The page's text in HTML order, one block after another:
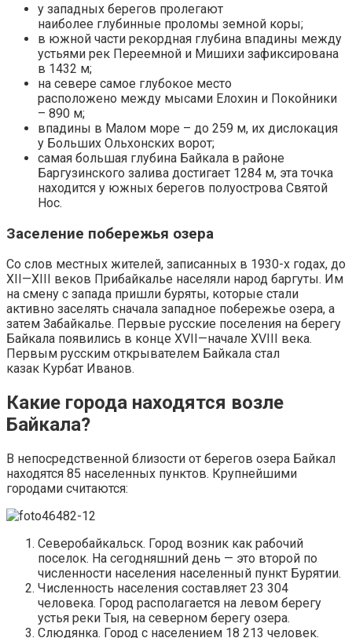
у западных берегов пролегают
наиболее глубинные проломы земной коры;
в южной части рекордная глубина впадины между
устьями рек Переемной и Мишихи зафиксирована
в 1432 м;
на севере самое глубокое место
расположено между мысами Елохин и Покойники
– 890 м;
впадины в Малом море – до 259 м, их дислокация
у Больших Ольхонских ворот;
самая большая глубина Байкала в районе
Баргузинского залива достигает 1284 м, эта точка
находится у южных берегов полуострова Святой
Нос.
Заселение побережья озера
Со слов местных жителей, записанных в 1930-х годах, до
XII—XIII веков Прибайкалье населяли народ баргуты. Им
на смену с запада пришли буряты, которые стали
активно заселять сначала западное побережье озера, а
затем Забайкалье. Первые русские поселения на берегу
Байкала появились в конце XVII—начале XVIII века.
Первым русским открывателем Байкала стал
казак Курбат Иванов.
Какие города находятся возле
Байкала?
В непосредственной близости от берегов озера Байкал
находятся 85 населенных пунктов. Крупнейшими
городами считаются:
Северобайкальск. Город возник как рабочий
поселок. На сегодняшний день — это второй по
численности населения населенный пункт Бурятии.
Численность населения составляет 23 304
человека. Город располагается на левом берегу
устья реки Тыя, на северном берегу озера.
Слюдянка. Город с населением 18 213 человек.